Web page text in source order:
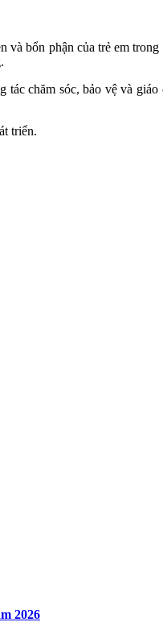
bổn phận của trẻ em
chăm sóc, bảo vệ và
triển.
2026